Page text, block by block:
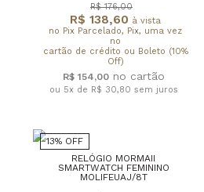
R$ 138,60 à vista
no Pix Parcelado, Pix, uma vez
no
cartão de crédito ou Boleto (10%
Off)
R$ 176,00
R$ 154,00
ou 5x de R$ 30,80 sem juros
13% OFF
RELÓGIO MORMAII
SMARTWATCH FEMININO
MOLIFEUAJ/8T